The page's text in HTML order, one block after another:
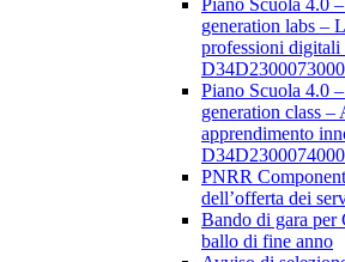
Piano Scuola 4.0
generation labs –
professioni
Piano Scuola 4.0
generation class –
apprendimento
PNRR
dell’offerta dei
Bando di gara per
ballo di fine anno